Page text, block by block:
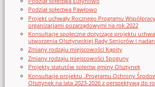
Podział sołectwa Pawłowo
Projekt uchwały Rocznego Programu
organizacjami pozarządowymi na rok 2022
Konsultacje społeczne dotyczące projektu
utworzenia Olsztyneckiej Rady Seniorów i
Zmiany rodzaju miejscowości Kąpity
Zmiany rodzaju miejscowości Spoguny
Projekty statutów sołectw gminy Olsztynek
Konsultacje projektu „Programu Ochrony
Olsztynek na lata 2023-2026 z perspektywą do